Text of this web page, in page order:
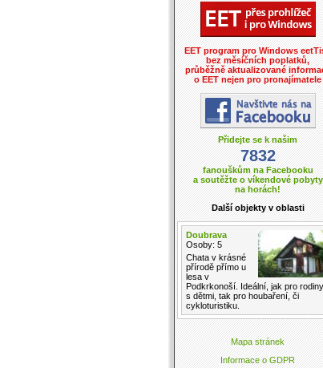
EET program pro Windows
bez měsíčních poplatků,
průběžně aktualizované
o EET nejen pro pronajímatele
Přidejte se k našim
7832
fanouškům na Facebooku
a soutěžte o víkendové pobyty
na horách!
Další objekty v oblasti
Doubrava
Osoby: 5
Chata v krásné
přírodě přímo u
lesa v
Podkrkonoší. Ideální, jak pro rodiny
s dětmi, tak pro houbaření, či
cykloturistiku.
Mapa stránek
Informace o GDPR